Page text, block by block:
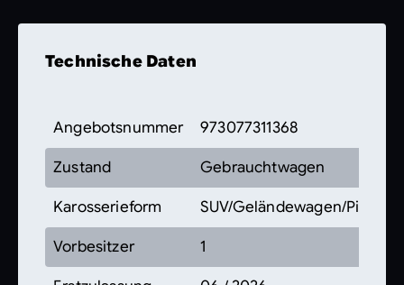
Technische Daten
Angebotsnummer 973077311368
Zustand Gebrauchtwagen
Karosserieform SUV/Geländewagen/Pickup
Vorbesitzer 1